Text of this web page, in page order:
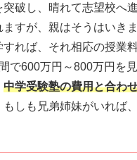
突破し、晴れて志望校へ
ますが、親はそうはいき
すれば、それ相応の授業
で600万円～800万円を
中学受験塾の費用と合わ
もしも兄弟姉妹がいれば